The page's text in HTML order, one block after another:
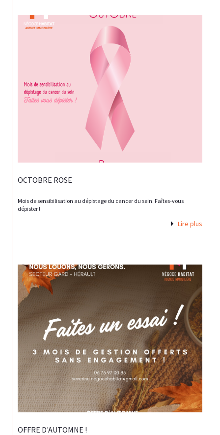
OCTOBRE ROSE
Mois de sensibilisation au dépistage du cancer du sein. Faîtes-vous
dépister !
Lire plus
OFFRE D'AUTOMNE !